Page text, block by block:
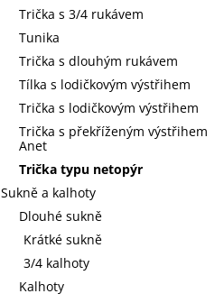
Trička s 3/4 rukávem
Tunika
Trička s dlouhým rukávem
Tílka s lodičkovým výstřihem
Trička s lodičkovým výstřihem
Trička s překříženým výstřihem
Anet
Trička typu netopýr
Sukně a kalhoty
Dlouhé sukně
Krátké sukně
3/4 kalhoty
Kalhoty